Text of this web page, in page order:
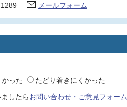
メールフォーム
った たどり着きにくかった
したらお問い合わせ・ご意見フォーム